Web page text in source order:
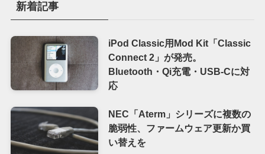
新着記事
iPod Classic用Mod Kit「Classic
Connect 2」が発売。
Bluetooth・Qi充電・USB-Cに対
応
NEC「Aterm」シリーズに複数の
脆弱性、ファームウェア更新か買
い替えを